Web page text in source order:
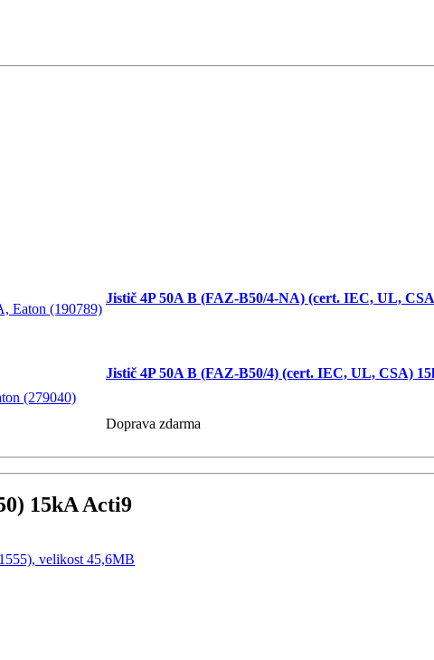
Jistič 4P 50A B (FAZ-B50/4-NA) (cert. IEC, UL,
Jistič 4P 50A B (FAZ-B50/4) (cert. IEC, UL, CSA)
Doprava zdarma
15kA Acti9
velikost 45,6MB